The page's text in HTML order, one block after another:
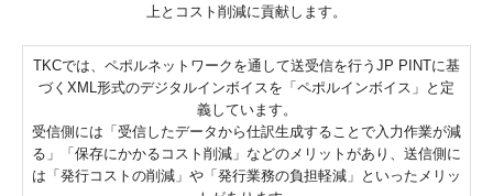
上とコスト削減に貢献します。
TKCでは、ペポルネットワークを通して送受信を行うJP PINTに基
づくXML形式のデジタルインボイスを「ペポルインボイス」と定
義しています。
受信側には「受信したデータから仕訳生成することで入力作業が減
る」「保存にかかるコスト削減」などのメリットがあり、送信側に
は「発行コストの削減」や「発行業務の負担軽減」といったメリッ